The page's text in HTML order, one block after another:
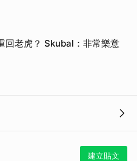
回老虎？ Skubal：非常樂意
建立貼文